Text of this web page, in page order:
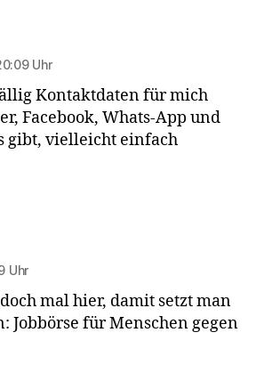
Uhr
Kontaktdaten für mich
Facebook, Whats-App und
gibt, vielleicht einfach
Uhr
mal hier, damit setzt man
Jobbörse für Menschen gegen